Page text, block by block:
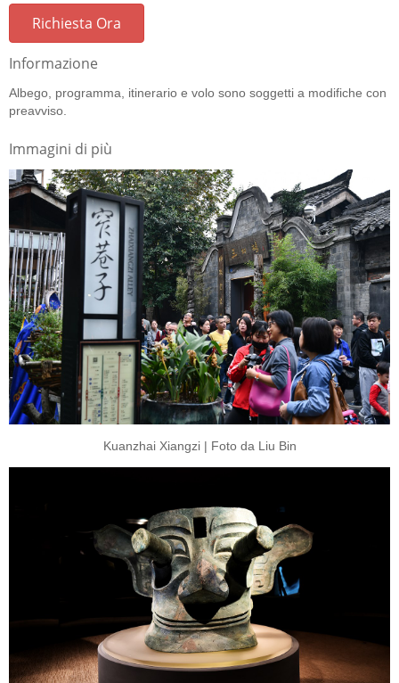
Richiesta Ora
Informazione
Albego, programma, itinerario e volo sono soggetti a modifiche con
preavviso.
Immagini di più
Kuanzhai Xiangzi | Foto da Liu Bin